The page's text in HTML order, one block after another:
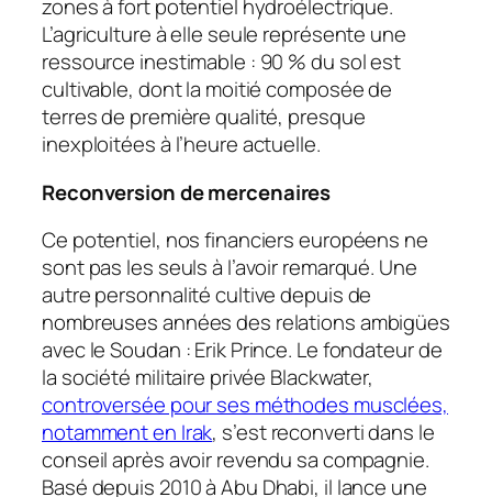
zones à fort potentiel hydroélectrique.
L’agriculture à elle seule représente une
ressource inestimable : 90 % du sol est
cultivable, dont la moitié composée de
terres de première qualité, presque
inexploitées à l’heure actuelle.
Reconversion de mercenaires
Ce potentiel, nos financiers européens ne
sont pas les seuls à l’avoir remarqué. Une
autre personnalité cultive depuis de
nombreuses années des relations ambigües
avec le Soudan : Erik Prince. Le fondateur de
la société militaire privée Blackwater,
controversée pour ses méthodes musclées,
notamment en Irak, s’est reconverti dans le
conseil après avoir revendu sa compagnie.
Basé depuis 2010 à Abu Dhabi, il lance une